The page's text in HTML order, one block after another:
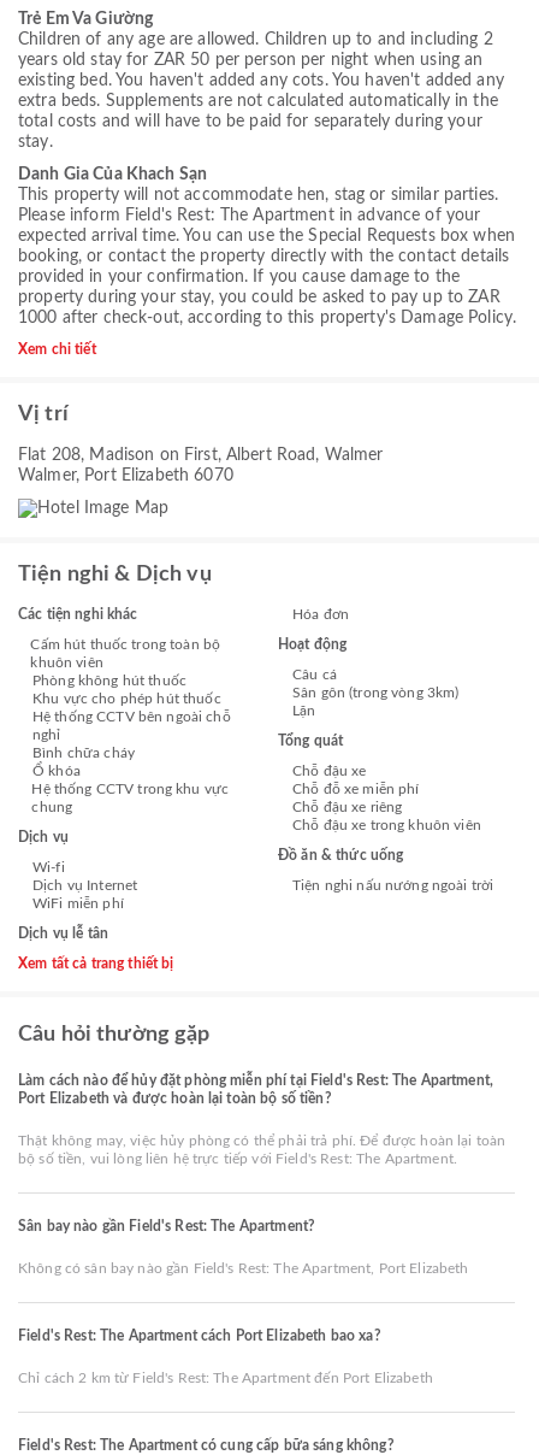
Trẻ Em Va Giường
Children of any age are allowed. Children up to and including 2
years old stay for ZAR 50 per person per night when using an
existing bed. You haven't added any cots. You haven't added any
extra beds. Supplements are not calculated automatically in the
total costs and will have to be paid for separately during your
stay.
Danh Gia Của Khach Sạn
This property will not accommodate hen, stag or similar parties.
Please inform Field's Rest: The Apartment in advance of your
expected arrival time. You can use the Special Requests box when
booking, or contact the property directly with the contact details
provided in your confirmation. If you cause damage to the
property during your stay, you could be asked to pay up to ZAR
1000 after check-out, according to this property's Damage Policy.
Xem chi tiết
Vị trí
Flat 208, Madison on First, Albert Road, Walmer
Walmer, Port Elizabeth 6070
Tiện nghi & Dịch vụ
Các tiện nghi khác
Cấm hút thuốc trong toàn bộ
khuôn viên
Phòng không hút thuốc
Khu vực cho phép hút thuốc
Hệ thống CCTV bên ngoài chỗ
nghỉ
Bình chữa cháy
Ổ khóa
Hệ thống CCTV trong khu vực
chung
Dịch vụ
Wi-fi
Dịch vụ Internet
WiFi miễn phí
Dịch vụ lễ tân
Hóa đơn
Hoạt động
Câu cá
Sân gôn (trong vòng 3km)
Lặn
Tổng quát
Chỗ đậu xe
Chỗ đỗ xe miễn phí
Chỗ đậu xe riêng
Chỗ đậu xe trong khuôn viên
Đồ ăn & thức uống
Tiện nghi nấu nướng ngoài trời
Xem tất cả trang thiết bị
Câu hỏi thường gặp
Làm cách nào để hủy đặt phòng miễn phí tại Field's Rest: The Apartment,
Port Elizabeth và được hoàn lại toàn bộ số tiền?
Thật không may, việc hủy phòng có thể phải trả phí. Để được hoàn lại toàn
bộ số tiền, vui lòng liên hệ trực tiếp với Field's Rest: The Apartment.
Sân bay nào gần Field's Rest: The Apartment?
Không có sân bay nào gần Field's Rest: The Apartment, Port Elizabeth
Field's Rest: The Apartment cách Port Elizabeth bao xa?
Chỉ cách 2 km từ Field's Rest: The Apartment đến Port Elizabeth
Field's Rest: The Apartment có cung cấp bữa sáng không?